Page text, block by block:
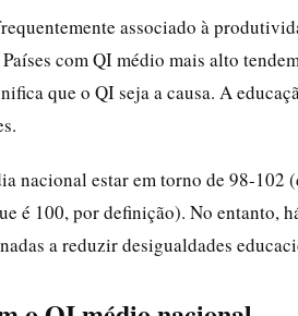
associado à
com QI médio mais alto
que o QI seja a causa. A
nacional estar em torno de 98-
é 100, por definição). No entanto,
a reduzir desigualdades